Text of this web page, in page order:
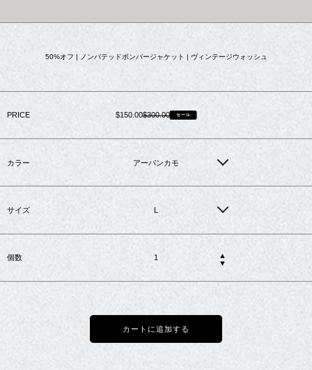
50%オフ | ノンパテッドボンバージャケット | ヴィンテージウォッシュ
PRICE
販
価
$150.00通
価
$300.00 セール
カラー アーバンカモ
サイズ L
個数
▼
▲
カートに追加する